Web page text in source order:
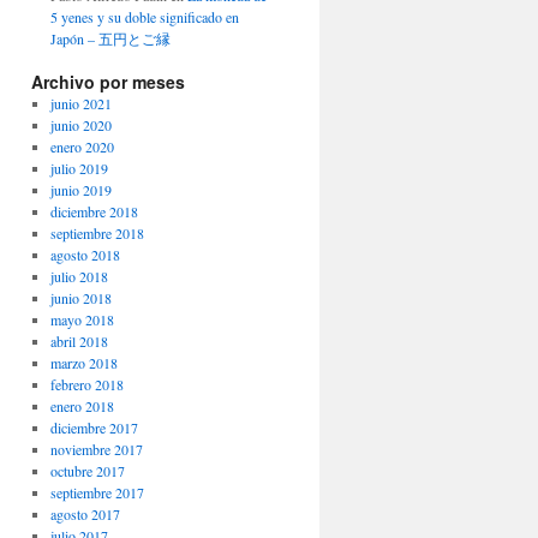
5 yenes y su doble significado en
Japón – 五円とご縁
Archivo por meses
junio 2021
junio 2020
enero 2020
julio 2019
junio 2019
diciembre 2018
septiembre 2018
agosto 2018
julio 2018
junio 2018
mayo 2018
abril 2018
marzo 2018
febrero 2018
enero 2018
diciembre 2017
noviembre 2017
octubre 2017
septiembre 2017
agosto 2017